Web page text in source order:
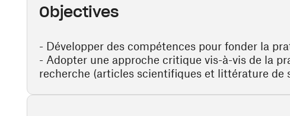
Objectives
- Développer des compétences pour fonder la
- Adopter une approche critique vis-à-vis de la
recherche (articles scientifiques et littérature de